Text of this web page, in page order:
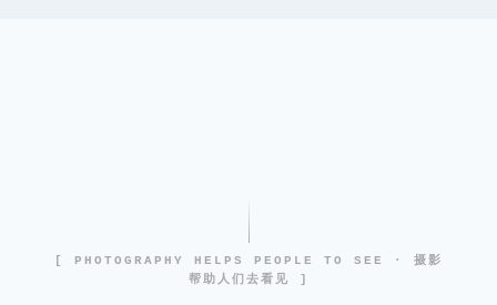
[ PHOTOGRAPHY HELPS PEOPLE TO SEE · 摄影
帮助人们去看见 ]